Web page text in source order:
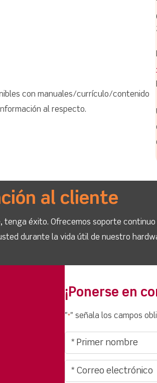
con manuales/currículo/contenido
al respecto.
al cliente
tenga éxito. Ofrecemos soporte
durante la vida útil de nuestro
¡Ponerse en
"*" señala los campos